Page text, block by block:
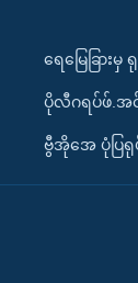
ရေမြေခြားမှ
ပိုလီဂရပ်ဖ်.အ
ဗွီအိုအေ ပုံပြ